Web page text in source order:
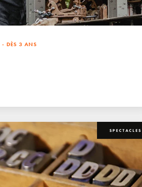
- DÈS 3 ANS
SPECTACLES